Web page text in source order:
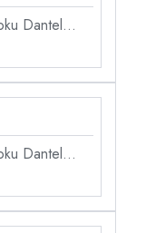
Dantel
Dantel